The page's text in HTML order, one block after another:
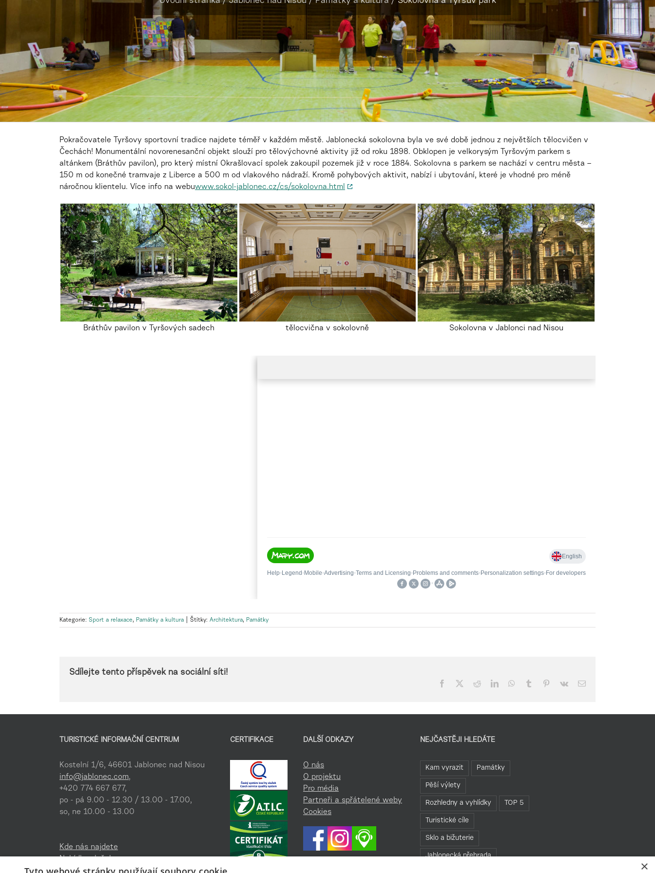
Pokračovatele Tyršovy sportovní tradice najdete téměř v každém městě. Jablonecká sokolovna byla ve své době jednou z největších tělocvičen v
Čechách! Monumentální novorenesanční objekt slouží pro tělovýchovné aktivity již od roku 1898. Obklopen je velkorysým Tyršovým parkem s
altánkem (Bráthův pavilon), pro který místní Okrašlovací spolek zakoupil pozemek již v roce 1884. Sokolovna s parkem se nachází v centru města –
150 m od konečné tramvaje z Liberce a 500 m od vlakového nádraží. Kromě pohybových aktivit, nabízí i ubytování, které je vhodné pro méně
náročnou klientelu. Více info na webuwww.sokol-jablonec.cz/cs/sokolovna.html
Bráthův pavilon v Tyršových sadech tělocvična v sokolovně Sokolovna v Jablonci nad Nisou
Kategorie: Sport a relaxace, Památky a kultura Štítky: Architektura, Památky
Sdílejte tento příspěvek na sociální síti!
Facebook RedditLinkedInWhatsApp
Tumblr Pinterest
Vk
E-
TURISTICKÉ INFORMAČNÍ CENTRUM
Kostelní 1/6, 46601 Jablonec nad Nisou
info@jablonec.com,
+420 774 667 677,
po - pá 9.00 - 12.30 / 13.00 - 17.00,
so, ne 10.00 - 13.00
Kde nás najdete
Nabídka služeb
Ke stažení
CERTIFIKACE DALŠÍ ODKAZY
O nás
O projektu
Pro média
Partneři a spřátelené weby
Cookies
NEJČASTĚJI HLEDÁTE
Kam vyrazit Památky
Pěší výlety
Rozhledny a vyhlídky TOP 5
Turistické cíle
Sklo a bižuterie
Jablonecká přehrada
×